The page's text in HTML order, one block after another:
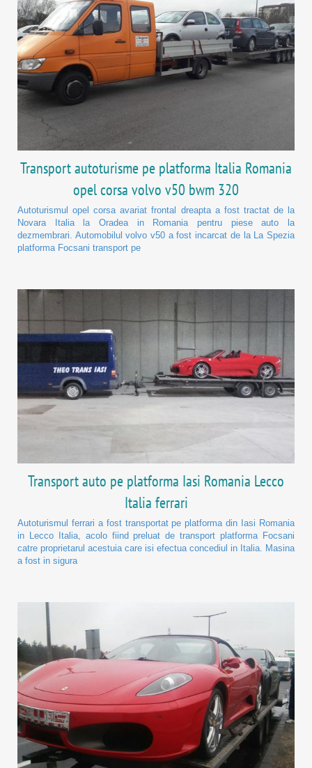
Transport autoturisme pe platforma Italia Romania
opel corsa volvo v50 bwm 320
Autoturismul opel corsa avariat frontal dreapta a fost tractat de la
Novara Italia la Oradea in Romania pentru piese auto la
dezmembrari. Automobilul volvo v50 a fost incarcat de la La Spezia
platforma Focsani transport pe
Transport auto pe platforma Iasi Romania Lecco
Italia ferrari
Autoturismul ferrari a fost transportat pe platforma din Iasi Romania
in Lecco Italia, acolo fiind preluat de transport platforma Focsani
catre proprietarul acestuia care isi efectua concediul in Italia. Masina
a fost in sigura